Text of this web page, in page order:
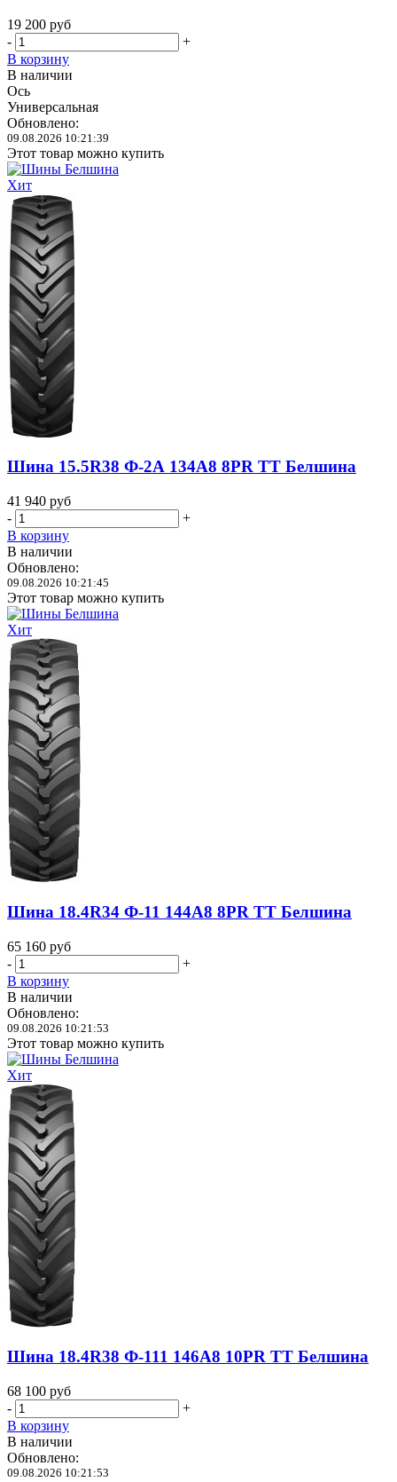
19 200 руб
-
+
В корзину
В наличии
Ось
Универсальная
Обновлено:
09.08.2026 10:21:39
Этот товар можно купить
Хит
Шина 15.5R38 Ф-2А 134A8 8PR TT Белшина
41 940 руб
-
+
В корзину
В наличии
Обновлено:
09.08.2026 10:21:45
Этот товар можно купить
Хит
Шина 18.4R34 Ф-11 144A8 8PR TT Белшина
65 160 руб
-
+
В корзину
В наличии
Обновлено:
09.08.2026 10:21:53
Этот товар можно купить
Хит
Шина 18.4R38 Ф-111 146A8 10PR TT Белшина
68 100 руб
-
+
В корзину
В наличии
Обновлено:
09.08.2026 10:21:53